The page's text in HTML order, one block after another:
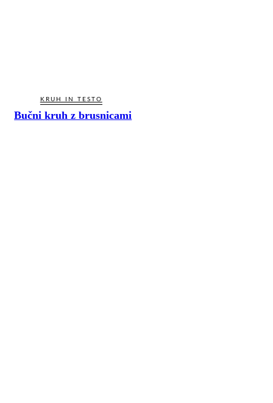
KRUH IN TESTO
Bučni kruh z brusnicami